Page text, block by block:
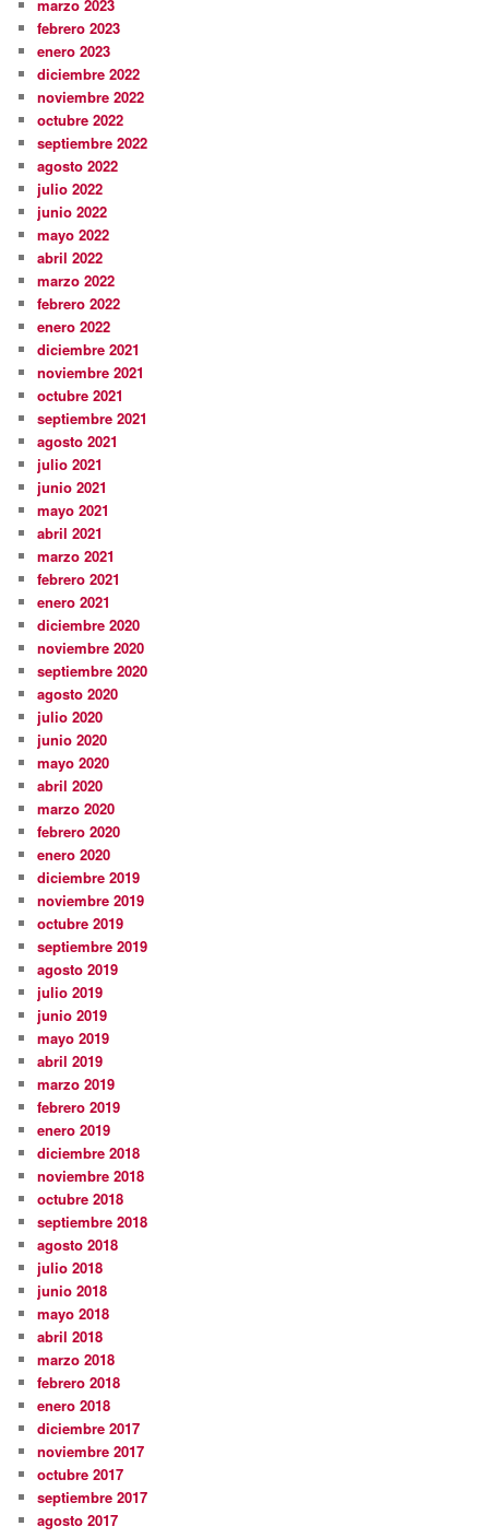
marzo 2023
febrero 2023
enero 2023
diciembre 2022
noviembre 2022
octubre 2022
septiembre 2022
agosto 2022
julio 2022
junio 2022
mayo 2022
abril 2022
marzo 2022
febrero 2022
enero 2022
diciembre 2021
noviembre 2021
octubre 2021
septiembre 2021
agosto 2021
julio 2021
junio 2021
mayo 2021
abril 2021
marzo 2021
febrero 2021
enero 2021
diciembre 2020
noviembre 2020
septiembre 2020
agosto 2020
julio 2020
junio 2020
mayo 2020
abril 2020
marzo 2020
febrero 2020
enero 2020
diciembre 2019
noviembre 2019
octubre 2019
septiembre 2019
agosto 2019
julio 2019
junio 2019
mayo 2019
abril 2019
marzo 2019
febrero 2019
enero 2019
diciembre 2018
noviembre 2018
octubre 2018
septiembre 2018
agosto 2018
julio 2018
junio 2018
mayo 2018
abril 2018
marzo 2018
febrero 2018
enero 2018
diciembre 2017
noviembre 2017
octubre 2017
septiembre 2017
agosto 2017